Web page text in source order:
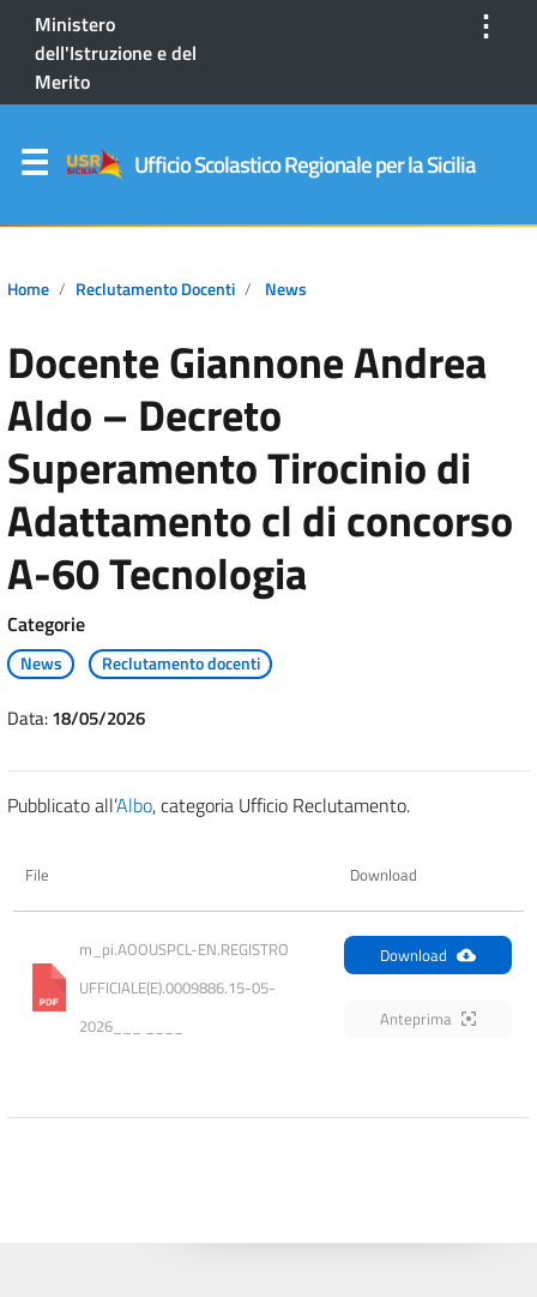
Ministero
dell'Istruzione e del
Merito
⋮
Ufficio Scolastico Regionale per la Sicilia
Home Reclutamento Docenti News
Docente Giannone Andrea
Aldo – Decreto
Superamento Tirocinio di
Adattamento cl di concorso
A-60 Tecnologia
Categorie
News Reclutamento docenti
Data:18/05/2026
Pubblicato all’Albo, categoria Ufficio Reclutamento.
File Download
m_pi.AOOUSPCL-EN.REGISTRO
UFFICIALE(E).0009886.15-05-
2026___ ____
Download
Anteprima